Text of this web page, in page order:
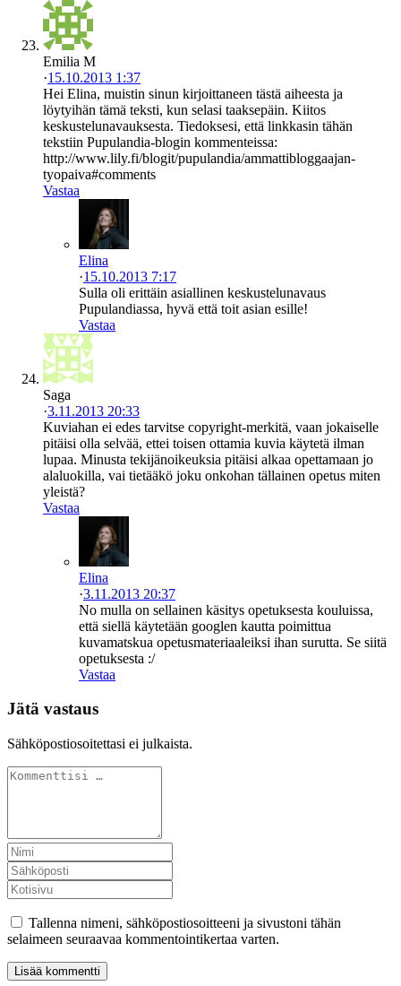
Emilia M
·15.10.2013 1:37
Hei Elina, muistin sinun kirjoittaneen tästä aiheesta ja
löytyihän tämä teksti, kun selasi taaksepäin. Kiitos
keskustelunavauksesta. Tiedoksesi, että linkkasin tähän
tekstiin Pupulandia-blogin kommenteissa:
http://www.lily.fi/blogit/pupulandia/ammattibloggaajan-
tyopaiva#comments
Vastaa
Elina
·15.10.2013 7:17
Sulla oli erittäin asiallinen keskustelunavaus
Pupulandiassa, hyvä että toit asian esille!
Vastaa
Saga
·3.11.2013 20:33
Kuviahan ei edes tarvitse copyright-merkitä, vaan jokaiselle
pitäisi olla selvää, ettei toisen ottamia kuvia käytetä ilman
lupaa. Minusta tekijänoikeuksia pitäisi alkaa opettamaan jo
alaluokilla, vai tietääkö joku onkohan tällainen opetus miten
yleistä?
Vastaa
Elina
·3.11.2013 20:37
No mulla on sellainen käsitys opetuksesta kouluissa,
että siellä käytetään googlen kautta poimittua
kuvamatskua opetusmateriaaleiksi ihan surutta. Se siitä
opetuksesta :/
Vastaa
Jätä vastaus
Sähköpostiosoitettasi ei julkaista.
Tallenna nimeni, sähköpostiosoitteeni ja sivustoni tähän
selaimeen seuraavaa kommentointikertaa varten.